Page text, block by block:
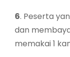
6. Peserta
dan
memakai 1